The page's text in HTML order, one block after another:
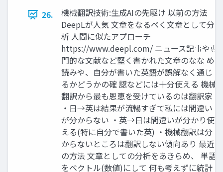
26.
機械翻訳技術:生成AIの先駆け 以前の方法
DeepLが人気 文章をなるべく文章として分
析 人間に似たアプローチ
https://www.deepl.com/ ニュース記事や専
門的な文献など堅く書かれた文章のなな め
読みや、自分が書いた英語が誤解なく通じ
るかどうかの確 認などには十分使える 機械
翻訳から最も恩恵を受けているのは翻訳家
・日→英は結果が流暢すぎて私には間違い
が分からない ・英→日は間違いが分かり使
える(特に自分で書いた英) ・機械翻訳は分
からないところは翻訳しない傾向あり 最近
の方法 文章としての分析をあきらめ、 単語
をベクトル(数値)にして 何も考えずに統計